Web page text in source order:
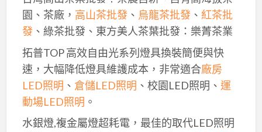
園、茶廠， 高山茶批發、 烏龍茶批發、 紅茶批
發、綠茶批發、東方美人茶葉批發：樂菁茶業
拓普TOP 高效自由光系列燈具換裝簡便與快
速，大幅降低燈具維護成本，非常適合廠房
LED照明 、 倉儲LED照明 、校園LED照明、 運
動場LED照明 。
水銀燈,複金屬燈超耗電，最佳的取代LED照明